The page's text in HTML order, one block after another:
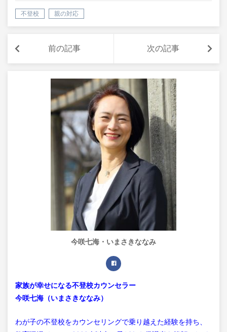
不登校 親の対応
前の記事 次の記事
今咲七海・いまさきななみ
家族が幸せになる不登校カウンセラー
今咲七海（いまさきななみ）
わが子の不登校をカウンセリングで乗り越えた経験を持ち、